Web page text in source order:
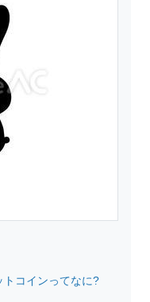
トコインってなに?